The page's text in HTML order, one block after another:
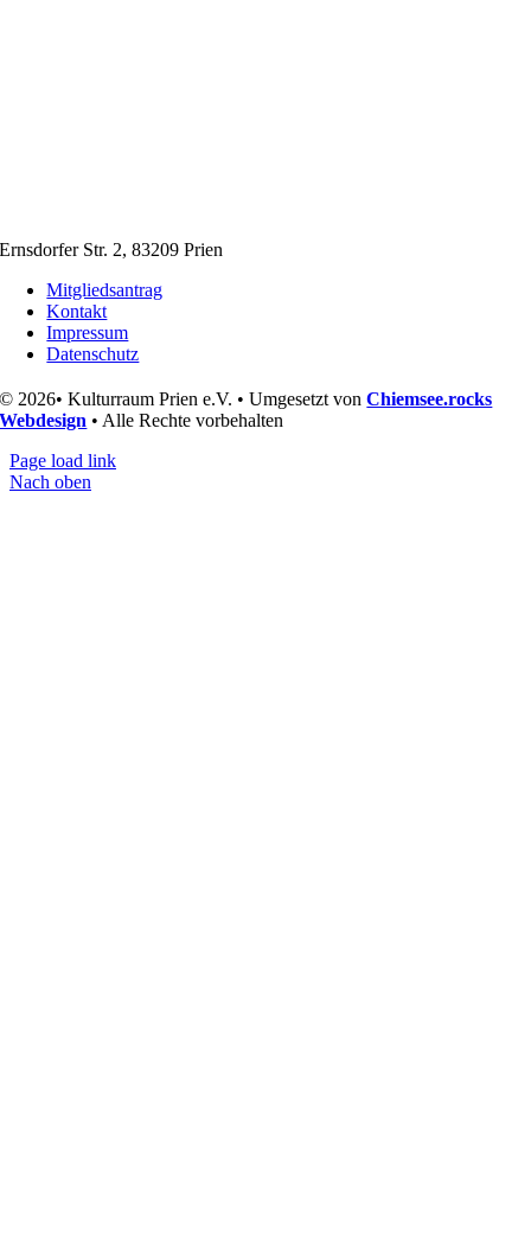
Ernsdorfer Str. 2, 83209 Prien
Mitgliedsantrag
Kontakt
Impressum
Datenschutz
© 2026• Kulturraum Prien e.V. • Umgesetzt vonChiemsee.rocks
Webdesign • Alle Rechte vorbehalten
Page load link
Nach oben